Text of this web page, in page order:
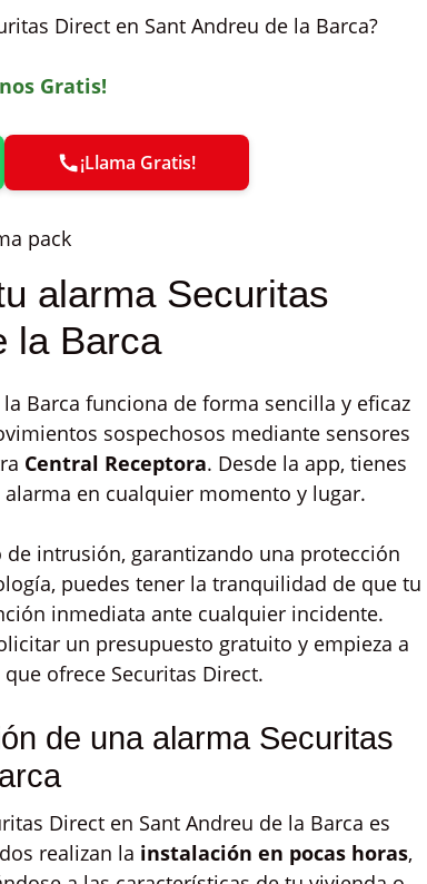
Direct en Sant Andreu de la Barca?
Gratis!
¡Llama Gratis!
alarma Securitas
la Barca
Barca funciona de forma sencilla y eficaz
sospechosos mediante sensores
Central Receptora. Desde la app, tienes
en cualquier momento y lugar.
intrusión, garantizando una protección
puedes tener la tranquilidad de que tu
inmediata ante cualquier incidente.
un presupuesto gratuito y empieza a
ofrece Securitas Direct.
de una alarma Securitas
Direct en Sant Andreu de la Barca es
realizan la instalación en pocas horas,